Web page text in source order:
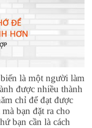
là một người làm
được nhiều thành
chỉ để đạt được
bạn đặt ra cho
bạn cần là cách